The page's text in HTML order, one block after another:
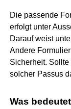
Die passende
erfolgt unter
Darauf weist
Andere
Sicherheit.
solcher Passus
Was